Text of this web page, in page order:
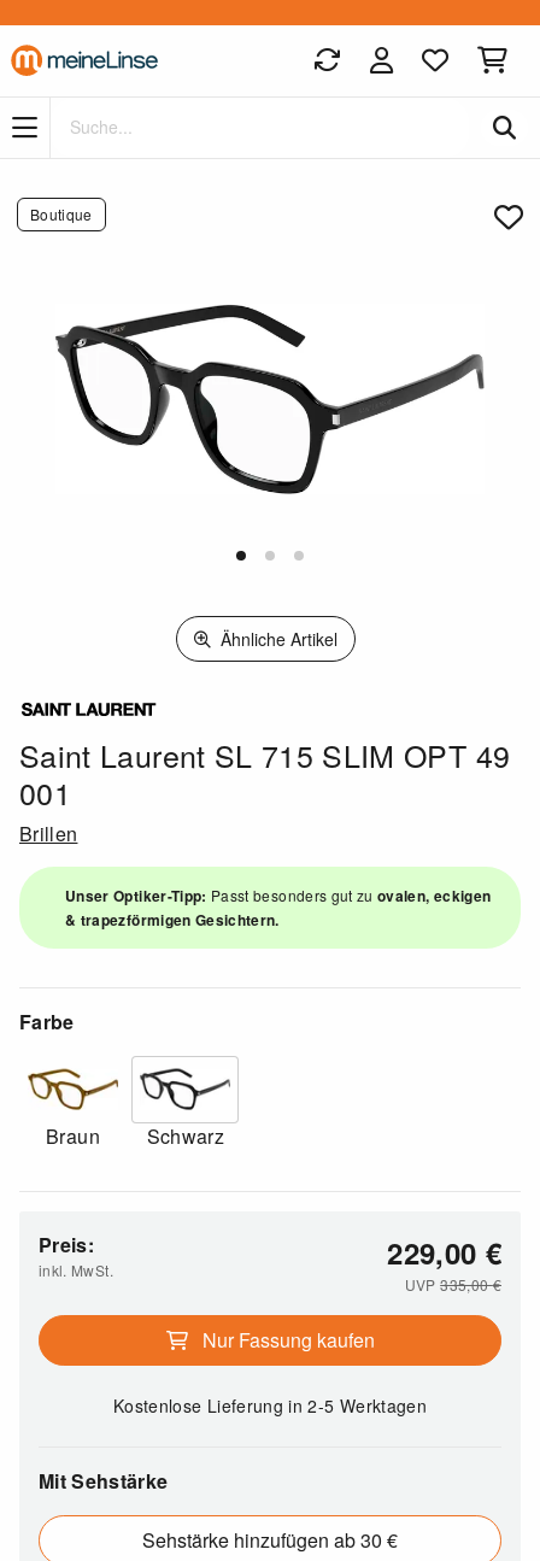
Zum Hauptinhalt springen
Boutique
Ähnliche Artikel
Saint Laurent SL 715 SLIM OPT 49
001
Brillen
Unser Optiker-Tipp: Passt besonders gut zuovalen, eckigen
& trapezförmigen Gesichtern.
Farbe
Braun Schwarz
Preis:
inkl. MwSt. 229,00 €
UVP335,00€
Nur Fassung kaufen
Kostenlose Lieferungin 2-5 Werktagen
Mit Sehstärke
Sehstärke hinzufügen ab 30 €